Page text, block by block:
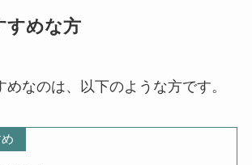
すめな方
めなのは、以下のような方です。